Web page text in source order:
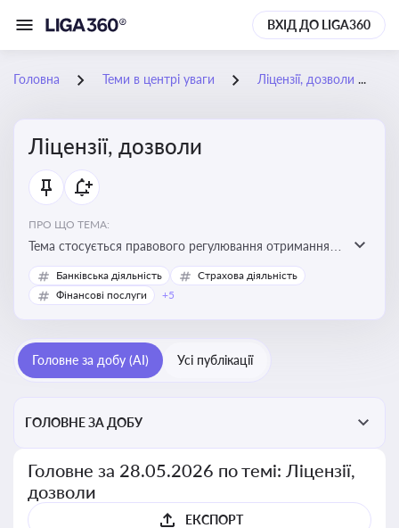
ВХІД ДО LIGA360
Головна Теми в центрі уваги Ліцензії, дозволи
Ліцензії, дозволи
ПРО ЩО ТЕМА:
Тема стосується правового регулювання отримання,
переоформлення, анулювання ліцензій і дозволів,
необхідних для провадження господарської
Банківська діяльність
Страхова діяльність
Фінансові послуги
+5
Головне за добу (AI) Усі публікації
ГОЛОВНЕ ЗА ДОБУ
Головне за 28.05.2026 по темі: Ліцензії,
дозволи
ЕКСПОРТ